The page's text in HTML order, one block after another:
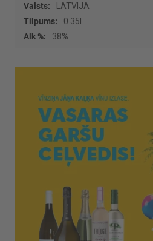
Vairāk
informācijas
LATVIJA
0.35l
38%